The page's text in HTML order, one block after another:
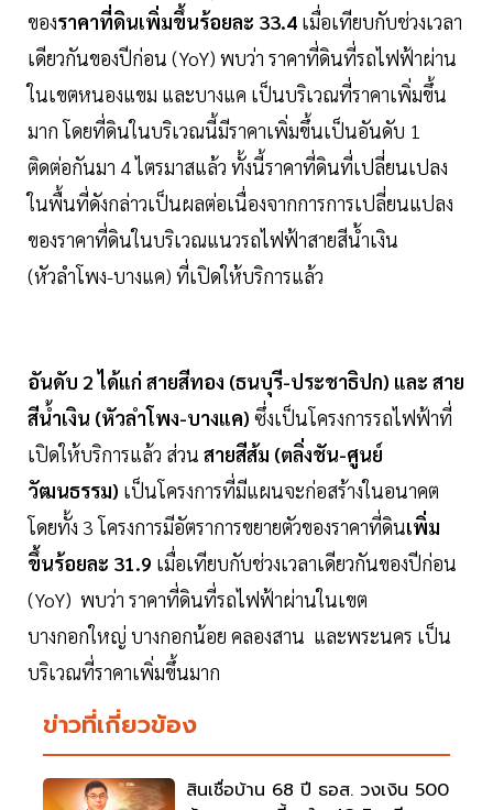
ของราคาที่ดินเพิ่มขึ้นร้อยละ 33.4 เมื่อเทียบกับช่วงเวลา
เดียวกันของปีก่อน (YoY) พบว่า ราคาที่ดินที่รถไฟฟ้าผ่าน
ในเขตหนองแขม และบางแค เป็นบริเวณที่ราคาเพิ่มขึ้น
มาก โดยที่ดินในบริเวณนี้มีราคาเพิ่มขึ้นเป็นอันดับ 1
ติดต่อกันมา 4 ไตรมาสแล้ว ทั้งนี้ราคาที่ดินที่เปลี่ยนเปลง
ในพื้นที่ดังกล่าวเป็นผลต่อเนื่องจากการการเปลี่ยนแปลง
ของราคาที่ดินในบริเวณแนวรถไฟฟ้าสายสีน้ำเงิน
(หัวลำโพง-บางแค) ที่เปิดให้บริการแล้ว
อันดับ 2 ได้แก่ สายสีทอง (ธนบุรี-ประชาธิปก) และ สาย
สีน้ำเงิน (หัวลำโพง-บางแค) ซึ่งเป็นโครงการรถไฟฟ้าที่
เปิดให้บริการแล้ว ส่วน สายสีส้ม (ตลิ่งชัน-ศูนย์
วัฒนธรรม) เป็นโครงการที่มีแผนจะก่อสร้างในอนาคต
โดยทั้ง 3 โครงการมีอัตราการขยายตัวของราคาที่ดินเพิ่ม
ขึ้นร้อยละ 31.9 เมื่อเทียบกับช่วงเวลาเดียวกันของปีก่อน
(YoY) พบว่า ราคาที่ดินที่รถไฟฟ้าผ่านในเขต
บางกอกใหญ่ บางกอกน้อย คลองสาน และพระนคร เป็น
บริเวณที่ราคาเพิ่มขึ้นมาก
ข่าวที่เกี่ยวข้อง
สินเชื่อบ้าน 68 ปี ธอส. วงเงิน 500